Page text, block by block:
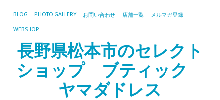
BLOG PHOTO GALLERY お問い合わせ 店舗一覧 メルマガ登録
WEBSHOP
長野県松本市のセレクト
ショップ ブティック
ヤマダドレス